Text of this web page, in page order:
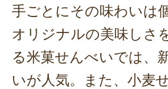
手ごとにその味わいは
オリジナルの美味しさ
る米菓せんべいでは、
いが人気。また、小麦